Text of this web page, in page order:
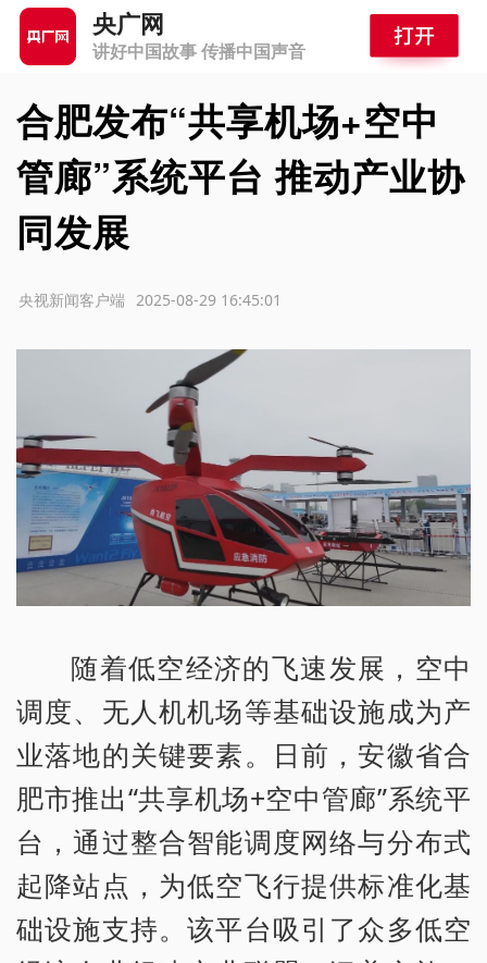
央广网
讲好中国故事 传播中国声音
合肥发布“共享机场+空中
管廊”系统平台 推动产业协
同发展
2025-08-29 16:45:01
央视新闻客户端
随着低空经济的飞速发展，空中
调度、无人机机场等基础设施成为产
业落地的关键要素。日前，安徽省合
肥市推出“共享机场+空中管廊”系统平
台，通过整合智能调度网络与分布式
起降站点，为低空飞行提供标准化基
础设施支持。该平台吸引了众多低空